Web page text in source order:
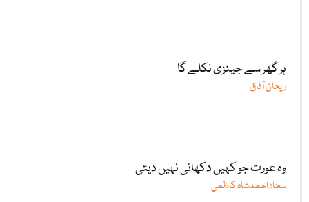
ہر گھر سے جینزی نکلے گا
ریحان آفاق
وہ عورت جو کہیں دکھائی نہیں دیتی
سجاداحمدشاہ کاظمی